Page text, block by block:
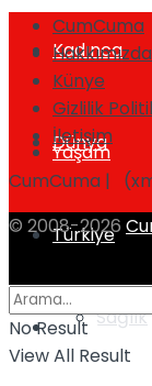
Yaşam
Sağlık
Kadınca
Dünya
Türkiye
Müzik
CumCuma
Hakkımızda
Künye
Gizlilik
İletişim
CumCuma |
© 2008-2026
No Result
View All Result